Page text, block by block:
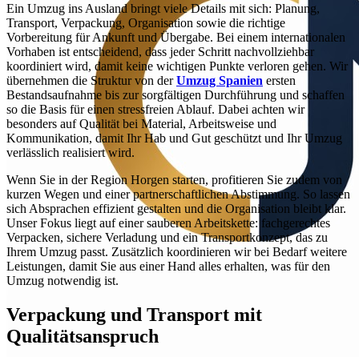
Ein Umzug ins Ausland bringt viele Details mit sich: Planung,
Transport, Verpackung, Organisation sowie die richtige
Vorbereitung für Ankunft und Übergabe. Bei einem internationalen
Vorhaben ist entscheidend, dass jeder Schritt nachvollziehbar
koordiniert wird, damit keine wichtigen Punkte verloren gehen. Wir
übernehmen die Struktur von derUmzug Spanien ersten
Bestandsaufnahme bis zur sorgfältigen Durchführung und schaffen
so die Basis für einen stressfreien Ablauf. Dabei achten wir
besonders auf Qualität bei Material, Arbeitsweise und
Kommunikation, damit Ihr Hab und Gut geschützt und Ihr Umzug
verlässlich realisiert wird.
Wenn Sie in der Region Horgen starten, profitieren Sie zudem von
kurzen Wegen und einer partnerschaftlichen Abstimmung. So lassen
sich Absprachen effizient gestalten und die Organisation bleibt klar.
Unser Fokus liegt auf einer sauberen Arbeitskette: fachgerechtes
Verpacken, sichere Verladung und ein Transportkonzept, das zu
Ihrem Umzug passt. Zusätzlich koordinieren wir bei Bedarf weitere
Leistungen, damit Sie aus einer Hand alles erhalten, was für den
Umzug notwendig ist.
Verpackung und Transport mit
Qualitätsanspruch